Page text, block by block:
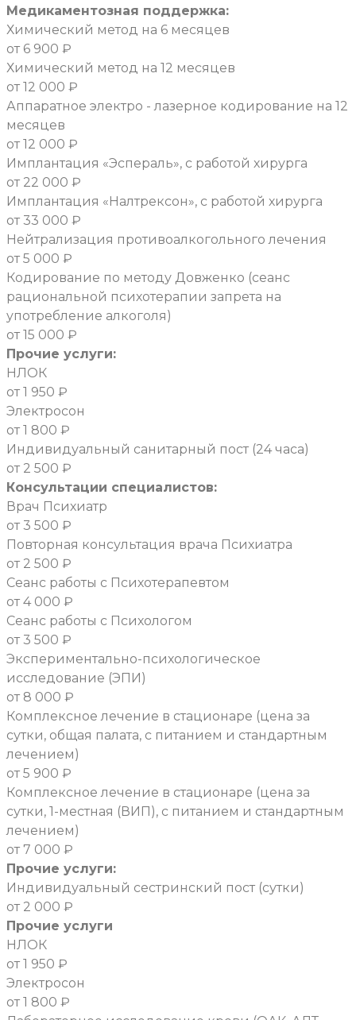
Медикаментозная поддержка:
Химический метод на 6 месяцев
от 6 900 ₽
Химический метод на 12 месяцев
от 12 000 ₽
Аппаратное электро - лазерное кодирование на 12
месяцев
от 12 000 ₽
Имплантация «Эспераль», с работой хирурга
от 22 000 ₽
Имплантация «Налтрексон», с работой хирурга
от 33 000 ₽
Нейтрализация противоалкогольного лечения
от 5 000 ₽
Кодирование по методу Довженко (сеанс
рациональной психотерапии запрета на
употребление алкоголя)
от 15 000 ₽
Прочие услуги:
НЛОК
от 1 950 ₽
Электросон
от 1 800 ₽
Индивидуальный санитарный пост (24 часа)
от 2 500 ₽
Консультации специалистов:
Врач Психиатр
от 3 500 ₽
Повторная консультация врача Психиатра
от 2 500 ₽
Сеанс работы с Психотерапевтом
от 4 000 ₽
Сеанс работы с Психологом
от 3 500 ₽
Экспериментально-психологическое
исследование (ЭПИ)
от 8 000 ₽
Комплексное лечение в стационаре (цена за
сутки, общая палата, с питанием и стандартным
лечением)
от 5 900 ₽
Комплексное лечение в стационаре (цена за
сутки, 1-местная (ВИП), с питанием и стандартным
лечением)
от 7 000 ₽
Прочие услуги:
Индивидуальный сестринский пост (сутки)
от 2 000 ₽
Прочие услуги
НЛОК
от 1 950 ₽
Электросон
от 1 800 ₽